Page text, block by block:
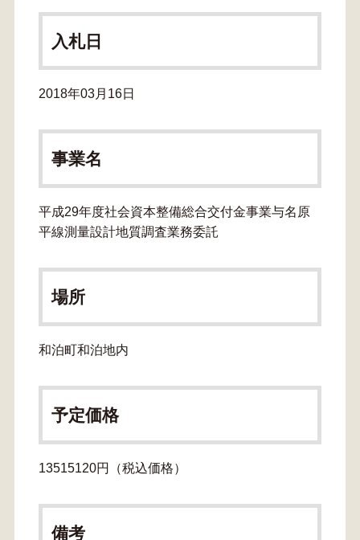
入札日
2018年03月16日
事業名
平成29年度社会資本整備総合交付金事業与名原
平線測量設計地質調査業務委託
場所
和泊町和泊地内
予定価格
13515120円（税込価格）
備考